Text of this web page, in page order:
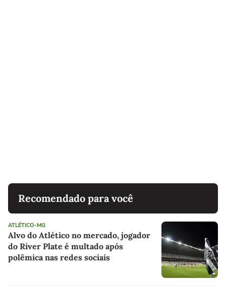
Recomendado para você
ATLÉTICO-MG
Alvo do Atlético no mercado, jogador
do River Plate é multado após
polêmica nas redes sociais